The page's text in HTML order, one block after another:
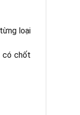
loại
có chốt